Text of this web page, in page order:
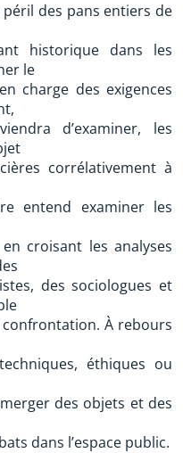
des pans entiers de
historique dans les
le
charge des exigences
d’examiner, les
corrélativement à
entend examiner les
croisant les analyses
des sociologues et
À rebours
éthiques ou
des objets et des
dans l’espace public.